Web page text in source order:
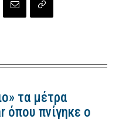
τα μέτρα
όπου πνίγηκε ο